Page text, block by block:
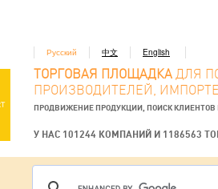
Русский 中文 English
ТОРГОВАЯ ПЛОЩАДКА ДЛЯ
ПРОИЗВОДИТЕЛЕЙ,
ПРОДВИЖЕНИЕ ПРОДУКЦИИ, ПОИСК КЛИЕНТОВ
У НАС 101244 КОМПАНИЙ И 1186563